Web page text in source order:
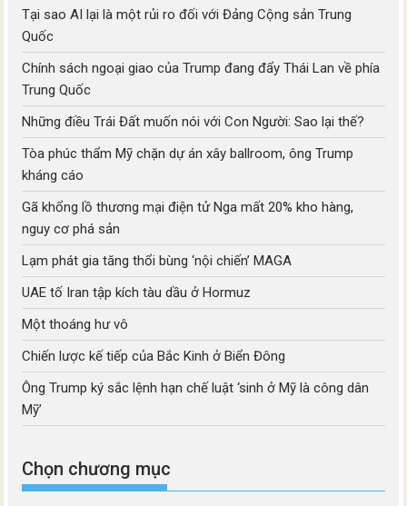
Tại sao AI lại là một rủi ro đối với Đảng Cộng sản Trung
Quốc
Chính sách ngoại giao của Trump đang đẩy Thái Lan về phía
Trung Quốc
Những điều Trái Đất muốn nói với Con Người: Sao lại thế?
Tòa phúc thẩm Mỹ chặn dự án xây ballroom, ông Trump
kháng cáo
Gã khổng lồ thương mại điện tử Nga mất 20% kho hàng,
nguy cơ phá sản
Lạm phát gia tăng thổi bùng ‘nội chiến’ MAGA
UAE tố Iran tập kích tàu dầu ở Hormuz
Một thoáng hư vô
Chiến lược kế tiếp của Bắc Kinh ở Biển Đông
Ông Trump ký sắc lệnh hạn chế luật ‘sinh ở Mỹ là công dân
Mỹ’
Chọn chương mục